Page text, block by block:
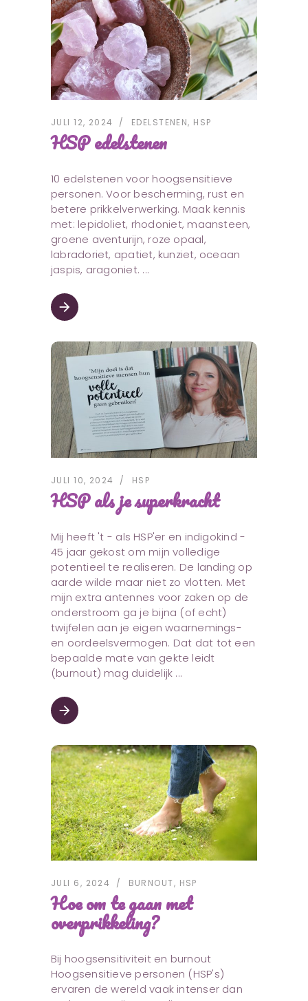
JULI 12, 2024 EDELSTENEN, HSP
HSP edelstenen
10 edelstenen voor hoogsensitieve
personen. Voor bescherming, rust en
betere prikkelverwerking. Maak kennis
met: lepidoliet, rhodoniet, maansteen,
groene aventurijn, roze opaal,
labradoriet, apatiet, kunziet, oceaan
jaspis, aragoniet.
arrow_forward
JULI 10, 2024 HSP
HSP als je superkracht
Mij heeft 't - als HSP'er en indigokind -
45 jaar gekost om mijn volledige
potentieel te realiseren. De landing op
aarde wilde maar niet zo vlotten. Met
mijn extra antennes voor zaken op de
onderstroom ga je bijna (of echt)
twijfelen aan je eigen waarnemings-
en oordeelsvermogen. Dat dat tot een
bepaalde mate van gekte leidt
(burnout) mag duidelijk
arrow_forward
JULI 6, 2024 BURNOUT, HSP
Hoe om te gaan met
overprikkeling?
Bij hoogsensitiviteit en burnout
Hoogsensitieve personen (HSP's)
ervaren de wereld vaak intenser dan